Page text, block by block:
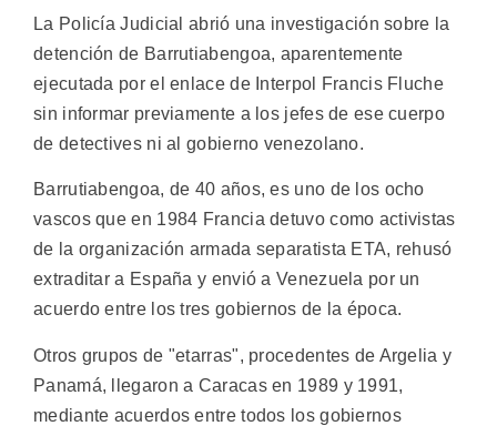
La Policía Judicial abrió una investigación sobre la
detención de Barrutiabengoa, aparentemente
ejecutada por el enlace de Interpol Francis Fluche
sin informar previamente a los jefes de ese cuerpo
de detectives ni al gobierno venezolano.
Barrutiabengoa, de 40 años, es uno de los ocho
vascos que en 1984 Francia detuvo como activistas
de la organización armada separatista ETA, rehusó
extraditar a España y envió a Venezuela por un
acuerdo entre los tres gobiernos de la época.
Otros grupos de "etarras", procedentes de Argelia y
Panamá, llegaron a Caracas en 1989 y 1991,
mediante acuerdos entre todos los gobiernos